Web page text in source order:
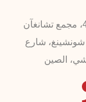
الغرفة 81601، الطابق الثامن، المبنى 4، مجمع تشانغآن
والابتكار، رقم 99 طريق شونشينغ، شارع
الصين